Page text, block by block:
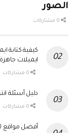
الصور
كيفية كتابة
ايميلات
دليل أسئلة